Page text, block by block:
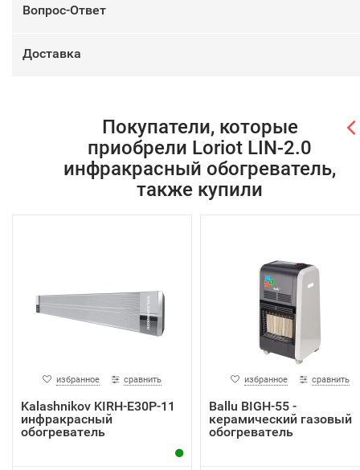
Вопрос-Ответ
Доставка
Покупатели, которые
приобрели Loriot LIN-2.0
инфракрасный обогреватель,
также купили
избранное сравнить
Kalashnikov KIRH-E30P-11
инфракрасный
обогреватель
избранное сравнить
Ballu BIGH-55 -
керамический газовый
обогреватель